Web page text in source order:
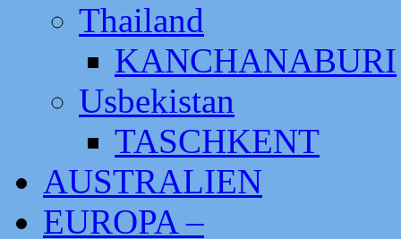
Thailand
KANCHANABURI
Usbekistan
TASCHKENT
AUSTRALIEN
EUROPA –